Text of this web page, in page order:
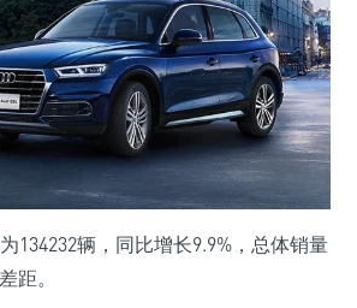
134232辆，同比增长9.9%，总体销量
距。